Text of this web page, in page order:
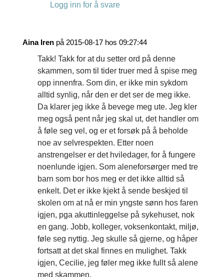
Logg inn for å svare
Aina Iren på 2015-08-17 hos 09:27:44
Takk! Takk for at du setter ord på denne
skammen, som til tider truer med å spise meg
opp innenfra. Som din, er ikke min sykdom
alltid synlig, når den er det ser de meg ikke.
Da klarer jeg ikke å bevege meg ute. Jeg kler
meg også pent når jeg skal ut, det handler om
å føle seg vel, og er et forsøk på å beholde
noe av selvrespekten. Etter noen
anstrengelser er det hviledager, for å fungere
noenlunde igjen. Som aleneforsørger med tre
barn som bor hos meg er det ikke alltid så
enkelt. Det er ikke kjekt å sende beskjed til
skolen om at nå er min yngste sønn hos faren
igjen, pga akuttinleggelse på sykehuset, nok
en gang. Jobb, kolleger, voksenkontakt, miljø,
føle seg nyttig. Jeg skulle så gjerne, og håper
fortsatt at det skal finnes en mulighet. Takk
igjen, Cecilie, jeg føler meg ikke fullt så alene
med skammen.